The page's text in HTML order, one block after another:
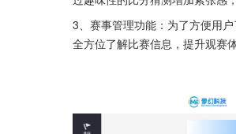
3、赛事管理功能：为了方便用
全方位了解比赛信息，提升观赛体